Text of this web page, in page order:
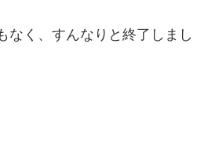
なく、すんなりと終了しまし